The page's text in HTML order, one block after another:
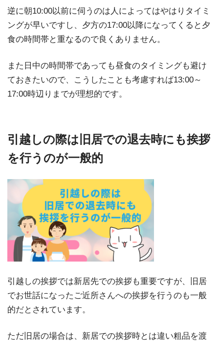
逆に朝10:00以前に伺うのは人によってはやはりタイミ
ングが早いですし、夕方の17:00以降になってくると夕
食の時間帯と重なるので良くありません。
また日中の時間帯であっても昼食のタイミングも避け
ておきたいので、こうしたことも考慮すれば13:00～
17:00時辺りまでが理想的です。
引越しの際は旧居での退去時にも挨拶
を行うのが一般的
引越しの挨拶では新居先での挨拶も重要ですが、旧居
でお世話になったご近所さんへの挨拶を行うのも一般
的だとされています。
ただ旧居の場合は、新居での挨拶時とは違い粗品を渡